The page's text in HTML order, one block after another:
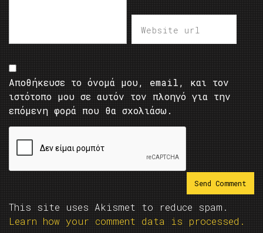
Αποθήκευσε το όνομά μου, email, και τον
ιστότοπο μου σε αυτόν τον πλοηγό για την
επόμενη φορά που θα σχολιάσω.
This site uses Akismet to reduce spam.
Learn how your comment data is processed.